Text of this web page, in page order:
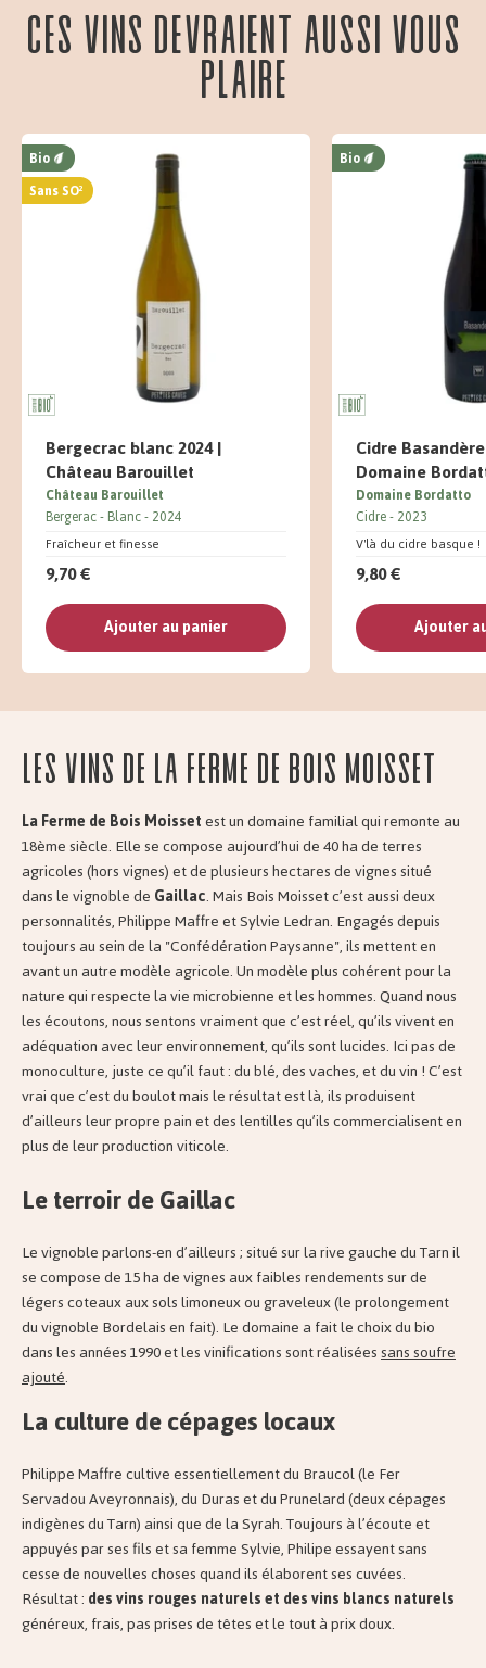
Ces vins devraient aussi vous
plaire
Bio
Sans SO²
Bergecrac blanc 2024 |
Château Barouillet
Fraîcheur et finesse
Château Barouillet
Bergerac Blanc 2024
9,70 €
Ajouter au panier
Bio
Cidre
Domaine
V'là du cidre basque !
Domaine Bordatto
Cidre 2023
9,80 €
Ajouter
Les vins de la Ferme de Bois Moisset
La Ferme de Bois Moissetest un domaine familial qui remonte au
18ème siècle. Elle se compose aujourd’hui de 40 ha de terres
agricoles (hors vignes) et de plusieurs hectares de vignes situé
dans le vignoble deGaillac. Mais Bois Moisset c’est aussi deux
personnalités, Philippe Maffre et Sylvie Ledran. Engagés depuis
toujours au sein de la "Confédération Paysanne", ils mettent en
avant un autre modèle agricole. Un modèle plus cohérent pour la
nature qui respecte la vie microbienne et les hommes. Quand nous
les écoutons, nous sentons vraiment que c’est réel, qu’ils vivent en
adéquation avec leur environnement, qu’ils sont lucides. Ici pas de
monoculture, juste ce qu’il faut : du blé, des vaches, et du vin ! C’est
vrai que c’est du boulot mais le résultat est là, ils produisent
d’ailleurs leur propre pain et des lentilles qu’ils commercialisent en
plus de leur production viticole.
Le terroir de Gaillac
Le vignoble parlons-en d’ailleurs ; situé sur la rive gauche du Tarn il
se compose de 15 ha de vignes aux faibles rendements sur de
légers coteaux aux sols limoneux ou graveleux (le prolongement
du vignoble Bordelais en fait). Le domaine a fait le choix du bio
dans les années 1990 et les vinifications sont réaliséessans soufre
ajouté.
La culture de cépages locaux
Philippe Maffre cultive essentiellement du Braucol (le Fer
Servadou Aveyronnais), du Duras et du Prunelard (deux cépages
indigènes du Tarn) ainsi que de la Syrah. Toujours à l’écoute et
appuyés par ses fils et sa femme Sylvie, Philipe essayent sans
cesse de nouvelles choses quand ils élaborent ses cuvées.
Résultat :des vins rouges naturels et des vins blancs naturels
généreux, frais, pas prises de têtes et le tout à prix doux.